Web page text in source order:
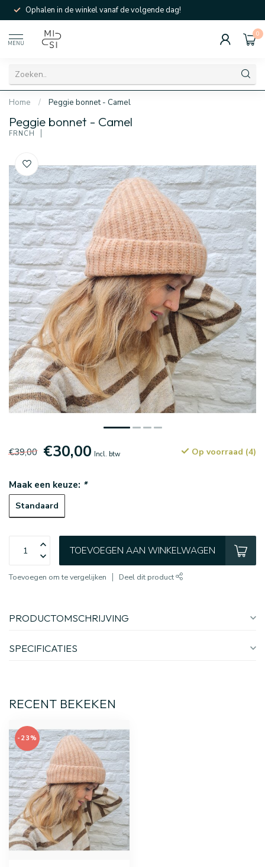
Ophalen in de winkel vanaf de volgende dag!
MENU
0
Home / Peggie bonnet - Camel
Peggie bonnet - Camel
FRNCH
€39,00 €30,00 Incl. btw Op voorraad (4)
Maak een keuze: *
Standaard
TOEVOEGEN AAN WINKELWAGEN
Toevoegen om te vergelijken Deel dit product
PRODUCTOMSCHRIJVING
SPECIFICATIES
RECENT BEKEKEN
-23%